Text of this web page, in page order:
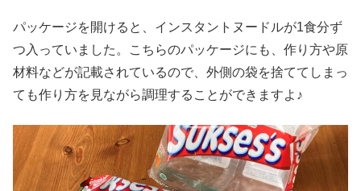
パッケージを開けると、インスタントヌードルが1食分ず
つ入っていました。こちらのパッケージにも、作り方や原
材料などが記載されているので、外側の袋を捨ててしまっ
ても作り方を見ながら調理することができますよ♪